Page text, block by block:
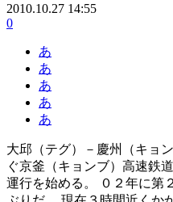
2010.10.27 14:55
0
あ
あ
あ
あ
あ
大邱（テグ）－慶州（キョ
ぐ京釜（キョンブ）高速鉄
運行を始める。 ０２年に第